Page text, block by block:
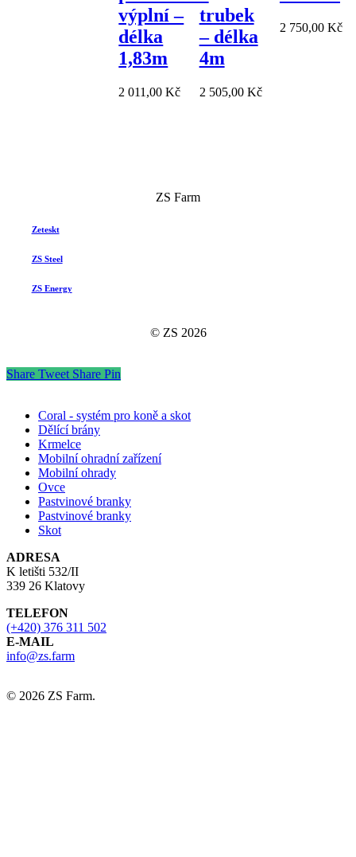
výplní –
délka
1,83m
2 011,00Kč
trubek
– délka
4m
2 505,00 Kč
2 750,00 Kč
ZS Farm
Zeteskt
ZS Steel
ZS Energy
© ZS 2026
Share Tweet Share Pin
Coral - systém pro koně a skot
Dělící brány
Krmelce
Mobilní ohradní zařízení
Mobilní ohrady
Ovce
Pastvinové branky
Pastvinové branky
Skot
ADRESA
K letišti 532/II
339 26 Klatovy
TELEFON
(+420) 376 311 502
E-MAIL
info@zs.farm
© 2026 ZS Farm.